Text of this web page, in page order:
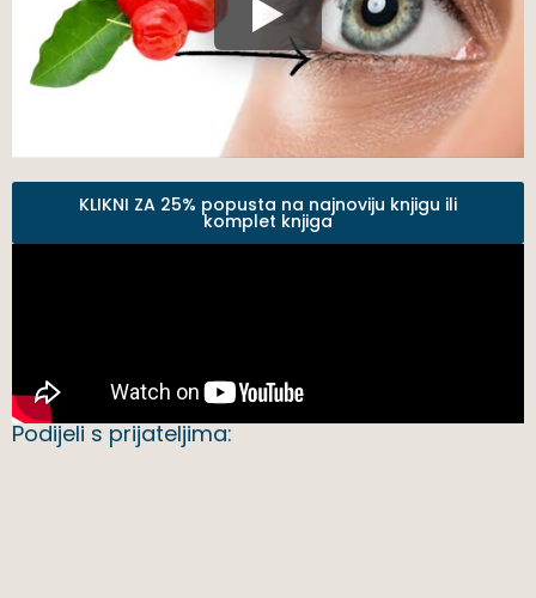
KLIKNI ZA 25% popusta na najnoviju knjigu ili
komplet knjiga
Podijeli s prijateljima: